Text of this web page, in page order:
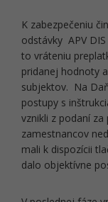
K zabezpečeniu
odstávky APV
to vráteniu
pridanej hodnoty
subjektov. Na
postupy s
vznikli z podaní
zamestnancov
mali k dispozícii
dalo objektívne